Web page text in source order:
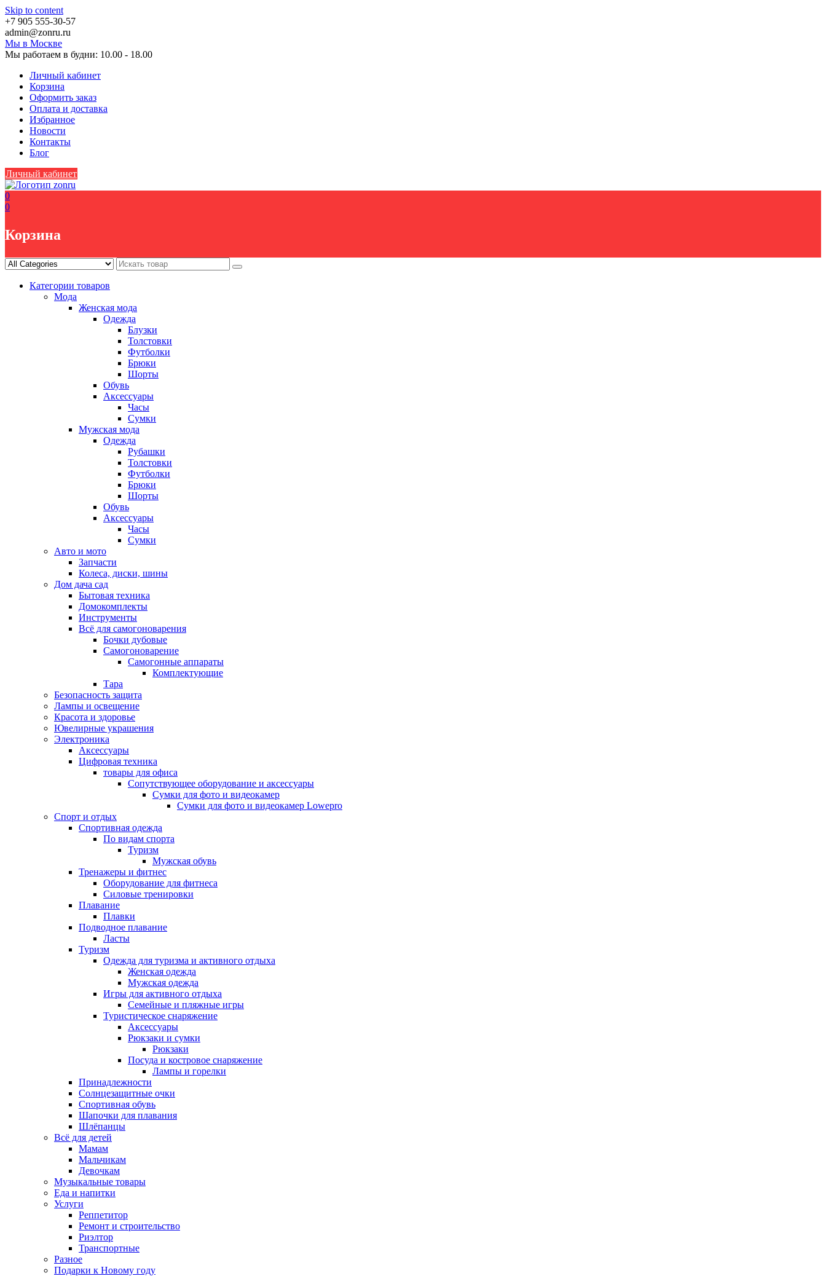
Skip to content
+7 905 555-30-57
аdmin@zоnru.ru
Мы в Москве
Мы работаем в будни: 10.00 - 18.00
Личный кабинет
Корзина
Оформить заказ
Оплата и доставка
Избранное
Новости
Контакты
Блог
Личный кабинет
0
0
Корзина
Категории товаров
Мода
Женская мода
Одежда
Блузки
Толстовки
Футболки
Брюки
Шорты
Обувь
Аксессуары
Часы
Сумки
Мужская мода
Одежда
Рубашки
Толстовки
Футболки
Брюки
Шорты
Обувь
Аксессуары
Часы
Сумки
Авто и мото
Запчасти
Колеса, диски, шины
Дом дача сад
Бытовая техника
Домокомплекты
Инструменты
Всё для самогоноварения
Бочки дубовые
Самогоноварение
Самогонные аппараты
Комплектующие
Тара
Безопасность защита
Лампы и освещение
Красота и здоровье
Ювелирные украшения
Электроника
Аксессуары
Цифровая техника
товары для офиса
Сопутствующее оборудование и аксессуары
Сумки для фото и видеокамер
Сумки для фото и видеокамер Lowepro
Спорт и отдых
Спортивная одежда
По видам спорта
Туризм
Мужская обувь
Тренажеры и фитнес
Оборудование для фитнеса
Силовые тренировки
Плавание
Плавки
Подводное плавание
Ласты
Туризм
Одежда для туризма и активного отдыха
Женская одежда
Мужская одежда
Игры для активного отдыха
Семейные и пляжные игры
Туристическое снаряжение
Аксессуары
Рюкзаки и сумки
Рюкзаки
Посуда и костровое снаряжение
Лампы и горелки
Принадлежности
Солнцезащитные очки
Спортивная обувь
Шапочки для плавания
Шлёпанцы
Всё для детей
Мамам
Мальчикам
Девочкам
Музыкальные товары
Еда и напитки
Услуги
Реппетитор
Ремонт и строительство
Риэлтор
Транспортные
Разное
Подарки к Новому году